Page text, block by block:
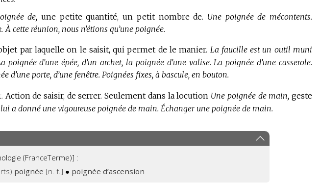
de, une petite quantité, un petit nombre de. Une poignée de mécontents.
À cette réunion, nous n’étions qu’une poignée.
par laquelle on le saisit, qui permet de le manier. La faucille est un outil muni
poignée d’une épée, d’un archet, la poignée d’une valise. La poignée d’une casserole.
d’une porte, d’une fenêtre. Poignées fixes, à bascule, en bouton.
Action de saisir, de serrer. Seulement dans la locution Une poignée de main, geste
a donné une vigoureuse poignée de main. Échanger une poignée de main.
(FranceTerme)] :
poignée [n. f.] ● poignée d’ascension